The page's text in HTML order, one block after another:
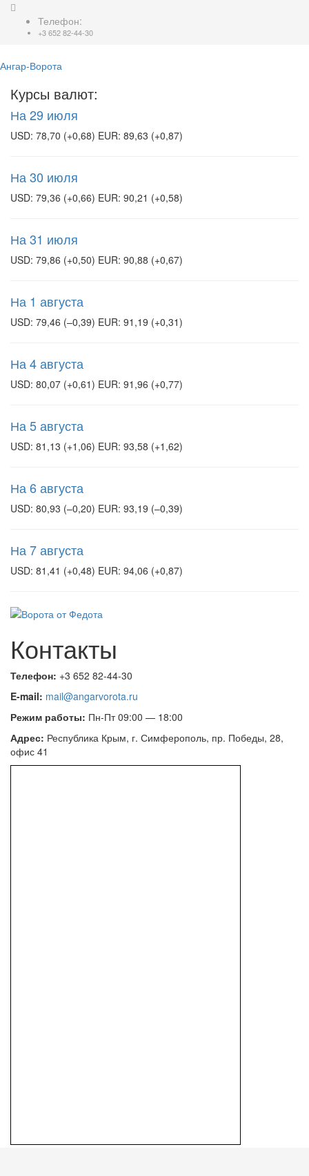
Телефон:
+3 652 82-44-30
Ангар-Ворота
Курсы валют:
На 29 июля
USD: 78,70 (+0,68) EUR: 89,63 (+0,87)
На 30 июля
USD: 79,36 (+0,66) EUR: 90,21 (+0,58)
На 31 июля
USD: 79,86 (+0,50) EUR: 90,88 (+0,67)
На 1 августа
USD: 79,46 (–0,39) EUR: 91,19 (+0,31)
На 4 августа
USD: 80,07 (+0,61) EUR: 91,96 (+0,77)
На 5 августа
USD: 81,13 (+1,06) EUR: 93,58 (+1,62)
На 6 августа
USD: 80,93 (–0,20) EUR: 93,19 (–0,39)
На 7 августа
USD: 81,41 (+0,48) EUR: 94,06 (+0,87)
Контакты
Телефон: +3 652 82-44-30
E-mail: mail@angarvorota.ru
Режим работы: Пн-Пт 09:00 — 18:00
Адрес: Республика Крым, г. Симферополь, пр. Победы, 28,
офис 41